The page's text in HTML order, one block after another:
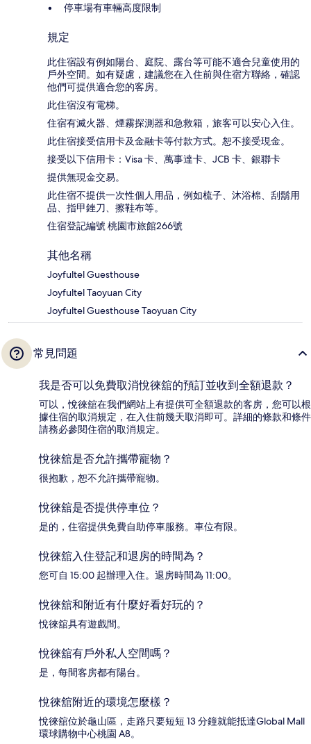
停車場有車輛高度限制
規定
此住宿設有例如陽台、庭院、露台等可能不適合兒童使用的
戶外空間。如有疑慮，建議您在入住前與住宿方聯絡，確認
他們可提供適合您的客房。
此住宿沒有電梯。
住宿有滅火器、煙霧探測器和急救箱，旅客可以安心入住。
此住宿接受信用卡及金融卡等付款方式。恕不接受現金。
接受以下信用卡：Visa 卡、萬事達卡、JCB 卡、銀聯卡
提供無現金交易。
此住宿不提供一次性個人用品，例如梳子、沐浴棉、刮鬍用
品、指甲銼刀、擦鞋布等。
住宿登記編號 桃園市旅館266號
其他名稱
Joyfultel Guesthouse
Joyfultel Taoyuan City
Joyfultel Guesthouse Taoyuan City
常見問題
我是否可以免費取消悅徠舘的預訂並收到全額退款？
可以，悅徠舘在我們網站上有提供可全額退款的客房，您可以根
據住宿的取消規定，在入住前幾天取消即可。詳細的條款和條件
請務必參閱住宿的取消規定。
悅徠舘是否允許攜帶寵物？
很抱歉，恕不允許攜帶寵物。
悅徠舘是否提供停車位？
是的，住宿提供免費自助停車服務。車位有限。
悅徠舘入住登記和退房的時間為？
您可自 15:00 起辦理入住。退房時間為 11:00。
悅徠舘和附近有什麼好看好玩的？
悅徠舘具有遊戲間。
悅徠舘有戶外私人空間嗎？
是，每間客房都有陽台。
悅徠舘附近的環境怎麼樣？
悅徠舘位於龜山區，走路只要短短 13 分鐘就能抵達Global Mall
環球購物中心桃園 A8。